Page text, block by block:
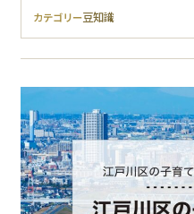
カテゴリー豆知識